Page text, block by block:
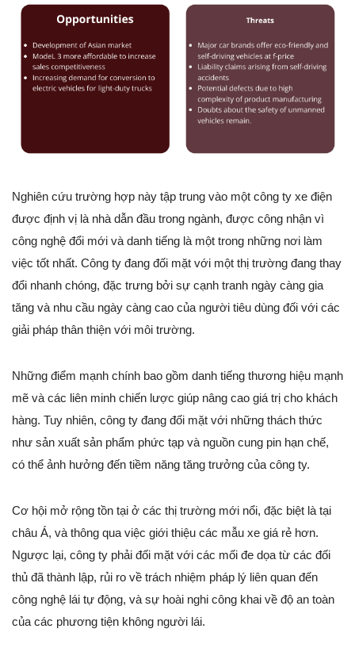
Nghiên cứu trường hợp này tập trung vào một công ty xe điện
được định vị là nhà dẫn đầu trong ngành, được công nhận vì
công nghệ đổi mới và danh tiếng là một trong những nơi làm
việc tốt nhất. Công ty đang đối mặt với một thị trường đang thay
đổi nhanh chóng, đặc trưng bởi sự cạnh tranh ngày càng gia
tăng và nhu cầu ngày càng cao của người tiêu dùng đối với các
giải pháp thân thiện với môi trường.
Những điểm mạnh chính bao gồm danh tiếng thương hiệu mạnh
mẽ và các liên minh chiến lược giúp nâng cao giá trị cho khách
hàng. Tuy nhiên, công ty đang đối mặt với những thách thức
như sản xuất sản phẩm phức tạp và nguồn cung pin hạn chế,
có thể ảnh hưởng đến tiềm năng tăng trưởng của công ty.
Cơ hội mở rộng tồn tại ở các thị trường mới nổi, đặc biệt là tại
châu Á, và thông qua việc giới thiệu các mẫu xe giá rẻ hơn.
Ngược lại, công ty phải đối mặt với các mối đe dọa từ các đối
thủ đã thành lập, rủi ro về trách nhiệm pháp lý liên quan đến
công nghệ lái tự động, và sự hoài nghi công khai về độ an toàn
của các phương tiện không người lái.